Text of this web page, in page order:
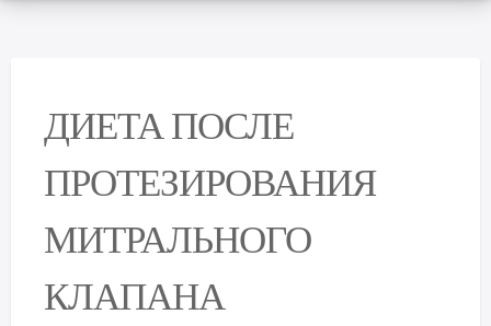
ДИЕТА ПОСЛЕ
ПРОТЕЗИРОВАНИЯ
МИТРАЛЬНОГО
КЛАПАНА